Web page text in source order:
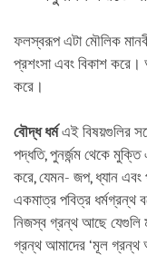
ফলস্বরূপ এটা মৌলিক
প্রশংসা এবং বিকাশ করে।
করে।
বৌদ্ধ ধর্মএই বিষয়গুলির
পদ্ধতি, পুনর্জন্ম থেকে
করে, যেমন- জপ, ধ্যান এবং
একমাত্র পবিত্র ধর্মগ্রন্থ
নিজস্ব গ্রন্থ আছে যেগুলি
গ্রন্থ আমাদের ‘মূল গ্রন্থ